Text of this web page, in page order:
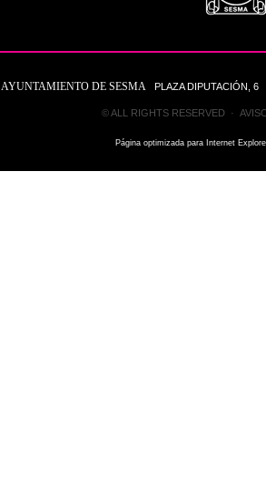
AYUNTAMIENTO DE SESMA PLAZA DIPUTACIÓN, 6
© ALL RIGHTS RESERVED ·
Página optimizada para Internet